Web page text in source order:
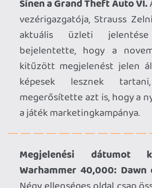
Megjelenési dátumot kapott a
Warhammer 40,000: Dawn of War IV.
Négy ellenséges oldal csap össze az RTS-
széria negyedik felvonásában, melynek
premierjét szeptember 17-re tűzték ki
PC-n. A Commander Edition kiadás
háromnapos korai hozzáférést biztosít,
és a jövőben érkező tartalmi
bővítésekből is kínál majd.